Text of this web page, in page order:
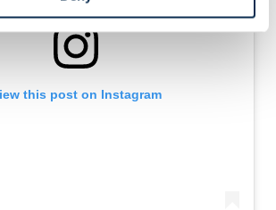
this post on Instagram